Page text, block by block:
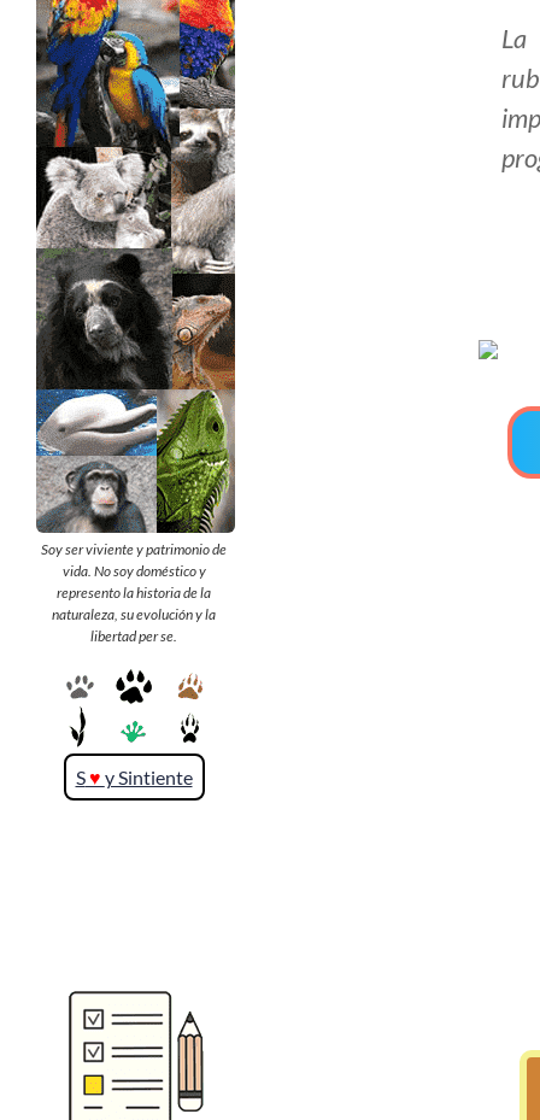
>> Ingresar YA a este tutorial
Estructuras de Datos II
[Ingresar]
Ver/Ocultar temario
Axiomatización Ξ Tablas de decisión
Ξ Polinomios como listas ligadas Ξ
Pilas como lista ligada Ξ Colas
como lista ligada Ξ Arreglos en
memoria Ξ Matrices dispersas en
vector y lista ligada Ξ Árboles
binarios Ξ Árboles AVL Ξ Grafos Ξ
Tratamiento de archivos.
>> Ingresar YA a este tutorial
Matemáticas Básicas y
Ver/Ocultar temario
La numeración Ξ Los números Ξ El
numeral 0 y 1 Ξ Los números
La
Soy ser viviente y patrimonio de
vida. No soy doméstico y
represento la historia de la
naturaleza, su evolución y la
libertad per se.
S♥ y Sintiente